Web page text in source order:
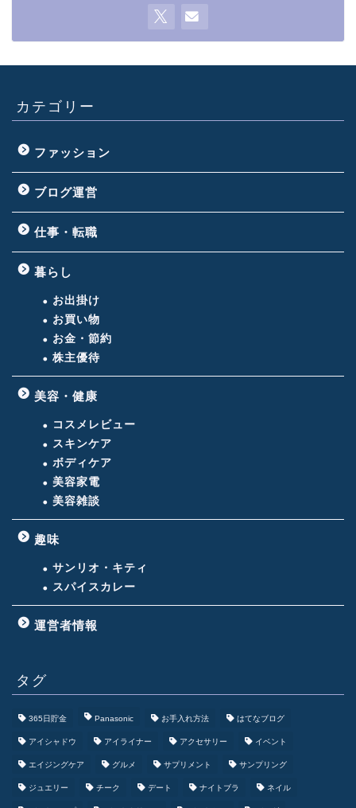
カテゴリー
ファッション
ブログ運営
仕事・転職
暮らし
お出掛け
お買い物
お金・節約
株主優待
美容・健康
コスメレビュー
スキンケア
ボディケア
美容家電
美容雑談
趣味
サンリオ・キティ
スパイスカレー
運営者情報
タグ
365日貯金 Panasonic お手入れ方法 はてなブログ
アイシャドウ アイライナー アクセサリー イベント
エイジングケア グルメ サプリメント サンプリング
ジュエリー チーク デート ナイトブラ ネイル